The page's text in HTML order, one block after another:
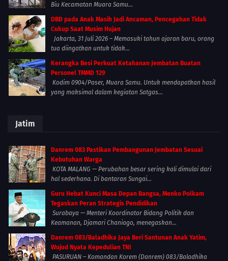
Biu Kecamatan Muara Samu...
DBD pada Anak Masih Jadi Ancaman, Pencegahan Tidak
Cukup Saat Musim Hujan
Jakarta, 31 Juli 2026 – Memasuki tahun ajaran baru, orang
tua diingatkan untuk tidak...
Kerangka Besi Perkuat Ketahanan Jembatan Buatan
Personel TMMD 129
Kodim 0904/Paser, Muara Samu. Untuk mendapatkan hasil
yang maksimal dalam kegiatan Satgas...
Jatim
Danrem 083 Pastikan Pembangunan Jembatan Sesuai
Kebutuhan Warga
KOTA MALANG — Perubahan besar sering kali dimulai dari
hal sederhana. Di bantaran Sungai...
Guru Hebat Kunci Masa Depan Bangsa, Menko Polkam
Tegaskan Peran Strategis Pendidikan
Surabaya — Menteri Koordinator Bidang Politik dan
Keamanan, Djamari Chaniago, menegaskan...
Danrem 083/Baladhika Jaya Beri Santunan Anak Yatim,
Wujud Nyata Kepedulian TNI
PASURUAN – Komandan Korem (Danrem) 083/Baladhika